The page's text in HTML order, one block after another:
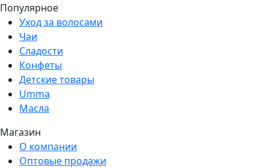
Популярное
Уход за волосами
Чаи
Сладости
Конфеты
Детские товары
Umma
Масла
Магазин
О компании
Оптовые продажи